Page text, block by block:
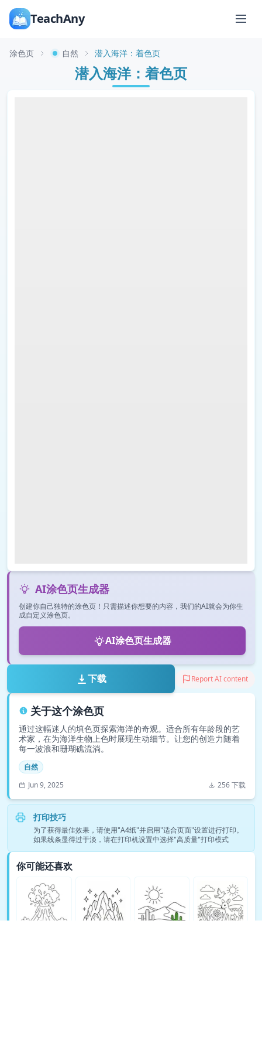
TeachAny
涂色页 自然 潜入海洋：着色页
潜入海洋：着色页
AI涂色页生成器
创建你自己独特的涂色页！只需描述你想要的内容，我们的AI就会为你生
成自定义涂色页。
AI涂色页生成器
下载 Report AI content
关于这个涂色页
通过这幅迷人的填色页探索海洋的奇观。适合所有年龄段的艺
术家，在为海洋生物上色时展现生动细节。让您的创造力随着
每一波浪和珊瑚礁流淌。
自然
Jun 9, 2025
256 下载
打印技巧
为了获得最佳效果，请使用"A4纸"并启用"适合页面"设置进行打印。
如果线条显得过于淡，请在打印机设置中选择"高质量"打印模式
你可能还喜欢